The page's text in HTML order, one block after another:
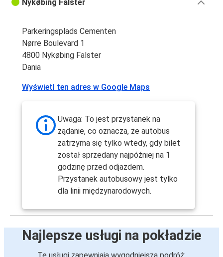
Nykøbing Falster
Parkeringsplads Cementen
Nørre Boulevard 1
4800 Nykøbing Falster
Dania
Wyświetl ten adres w Google Maps
Uwaga: To jest przystanek na
żądanie, co oznacza, że autobus
zatrzyma się tylko wtedy, gdy bilet
został sprzedany najpóźniej na 1
godzinę przed odjazdem.
Przystanek autobusowy jest tylko
dla linii międzynarodowych.
Najlepsze usługi na pokładzie